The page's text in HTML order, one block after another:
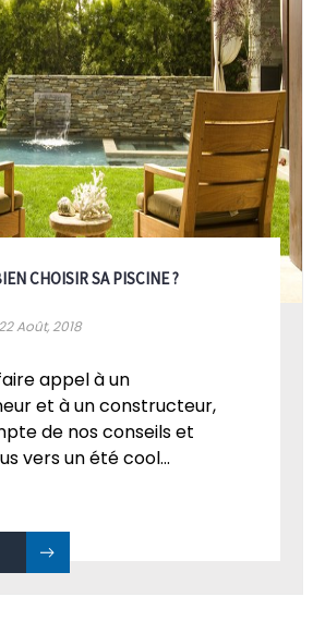
CHOISIR SA PISCINE ?
Août, 2018
appel à un
et à un constructeur,
de nos conseils et
vers un été cool...